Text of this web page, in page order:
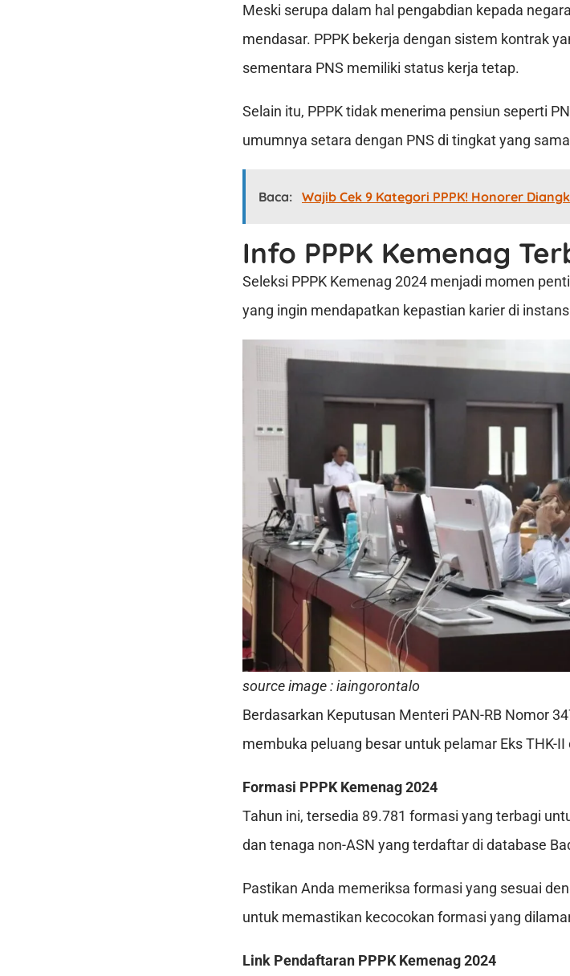
Meski serupa dalam hal pengabdian kepada
mendasar. PPPK bekerja dengan sistem kontrak
sementara PNS memiliki status kerja tetap.
Selain itu, PPPK tidak menerima pensiun seperti
umumnya setara dengan PNS di tingkat yang
Baca: Wajib Cek 9 Kategori PPPK! Honorer
Info PPPK Kemenag
Seleksi PPPK Kemenag 2024 menjadi momen
yang ingin mendapatkan kepastian karier di
source image : iaingorontalo
Berdasarkan Keputusan Menteri PAN-RB Nomor
membuka peluang besar untuk pelamar Eks THK-II
Formasi PPPK Kemenag 2024
Tahun ini, tersedia 89.781 formasi yang terbagi
dan tenaga non-ASN yang terdaftar di database
Pastikan Anda memeriksa formasi yang sesuai
untuk memastikan kecocokan formasi yang
Link Pendaftaran PPPK Kemenag 2024